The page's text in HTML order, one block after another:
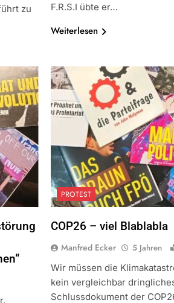
zu
F.R.S.I übte er…
Weiterlesen
PROTEST
COP26 – viel Blablabla
Manfred Ecker 5 Jahren
Wir müssen die
kein vergleichbar
Schlussdokument der